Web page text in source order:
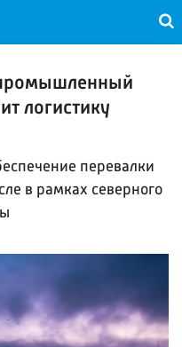
логистику
перевалки
в рамках северного